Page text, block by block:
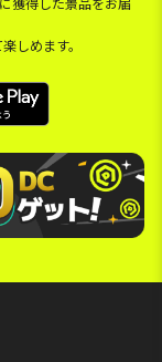
しめます。